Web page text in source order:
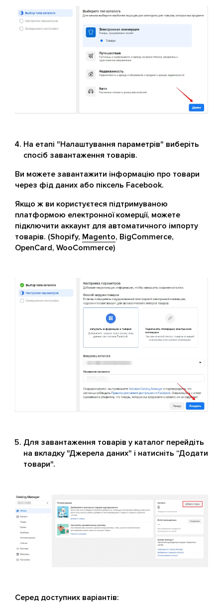
На етапі "Налаштування параметрів" виберіть
спосіб завантаження товарів.
Ви можете завантажити інформацію про товари
через фід даних або піксель Facebook.
Якщо ж ви користуєтеся підтримуваною
платформою електронної комерції, можете
підключити аккаунт для автоматичного імпорту
товарів. (Shopify, Magento, BigCommerce,
OpenCard, WooCommerce)
Для завантаження товарів у каталог перейдіть
на вкладку "Джерела даних" і натисніть “Додати
товари".
Серед доступних варіантів: